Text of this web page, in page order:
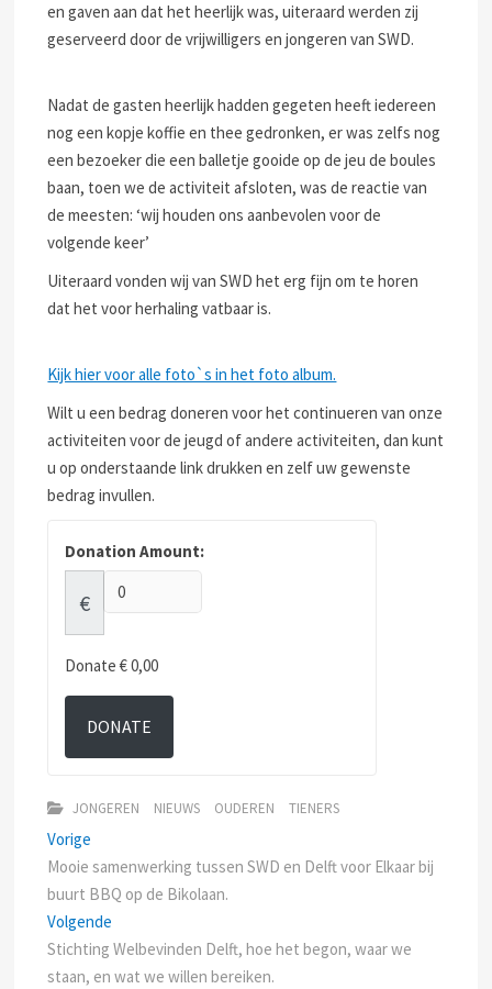
en gaven aan dat het heerlijk was, uiteraard werden zij
geserveerd door de vrijwilligers en jongeren van SWD.
Nadat de gasten heerlijk hadden gegeten heeft iedereen
nog een kopje koffie en thee gedronken, er was zelfs nog
een bezoeker die een balletje gooide op de jeu de boules
baan, toen we de activiteit afsloten, was de reactie van
de meesten: ‘wij houden ons aanbevolen voor de
volgende keer’
Uiteraard vonden wij van SWD het erg fijn om te horen
dat het voor herhaling vatbaar is.
Kijk hier voor alle foto`s in het foto album.
Wilt u een bedrag doneren voor het continueren van onze
activiteiten voor de jeugd of andere activiteiten, dan kunt
u op onderstaande link drukken en zelf uw gewenste
bedrag invullen.
Donation Amount:
€
Donate€ 0,00
DONATE
JONGEREN NIEUWS OUDEREN TIENERS
Bericht
navigatie
Vorige
post:
Mooie samenwerking tussen SWD en Delft voor Elkaar bij
buurt BBQ op de Bikolaan.
Volgende
post:
Stichting Welbevinden Delft, hoe het begon, waar we
staan, en wat we willen bereiken.